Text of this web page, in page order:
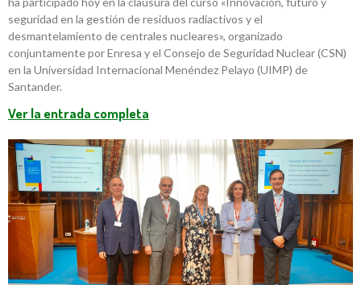
seguridad en la gestión de residuos radiactivos y el
desmantelamiento de centrales nucleares», organizado
conjuntamente por Enresa y el Consejo de Seguridad Nuclear (CSN)
en la Universidad Internacional Menéndez Pelayo (UIMP) de
Santander.
Ver la entrada completa